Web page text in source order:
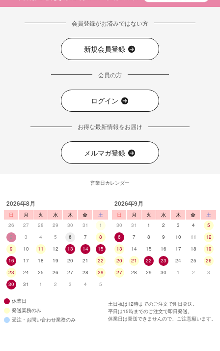
会員登録がお済みではない方
新規会員登録
会員の方
ログイン
お得な最新情報をお届け
メルマガ登録
営業日カレンダー
2026年8月
日 月 火 水 木 金
土
26
27 28 29 30 31
1
2
3 4 5 6 7
8
9
10 11 12 13 14
15
16
17 18 19 20 21
22
23
24 25 26 27 28
29
30
31 1 2 3 4 5
2026年9月
日 月 火 水 木 金
土
30
31 1 2 3 4
5
6
7 8 9 10 11
12
13
14 15 16 17 18
19
20
21 22 23 24 25
26
27
28 29 30 1 2 3
休業日
発送業務のみ
受注・お問い合わせ業務のみ
土日祝は12時までのご注文で即日発送。
平日は15時までのご注文で即日発送。
休業日は発送できませんので、ご注意願います。